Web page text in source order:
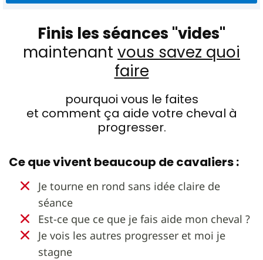
La remise en route
Améliorer le galop
Le travail à pied
L'état d'esprit en concours
Bien choisir son épreuve
Finis les séances "vides"
maintenant vous savez quoi
faire
pourquoi vous le faites
et comment ça aide votre cheval à
progresser.
Ce que vivent beaucoup de cavaliers :
Je tourne en rond sans idée claire de
séance
Est-ce que ce que je fais aide mon cheval ?
Je vois les autres progresser et moi je
stagne